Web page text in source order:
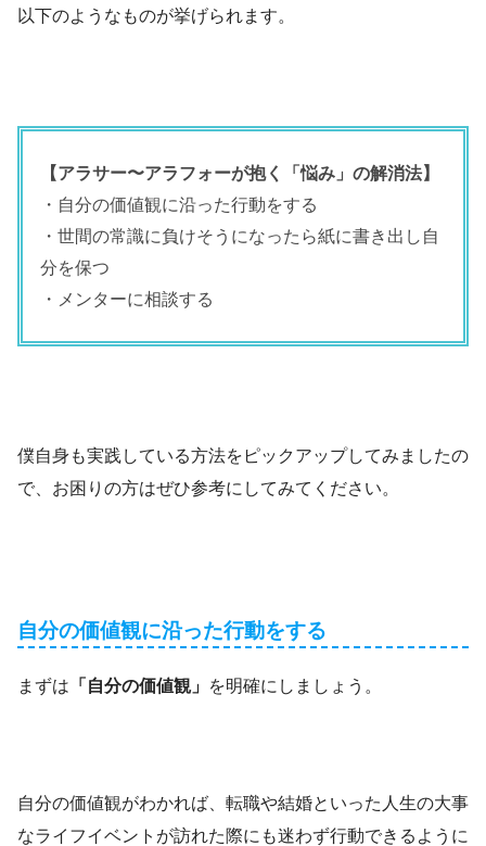
以下のようなものが挙げられます。
【アラサー〜アラフォーが抱く「悩み」の解消法】
・自分の価値観に沿った行動をする
・世間の常識に負けそうになったら紙に書き出し自
分を保つ
・メンターに相談する
僕自身も実践している方法をピックアップしてみましたの
で、お困りの方はぜひ参考にしてみてください。
自分の価値観に沿った行動をする
まずは 「自分の価値観」 を明確にしましょう。
自分の価値観がわかれば、転職や結婚といった人生の大事
なライフイベントが訪れた際にも迷わず行動できるように